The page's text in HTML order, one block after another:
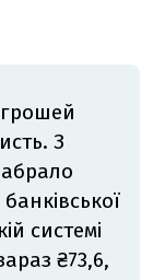
З
системі
₴73,6,